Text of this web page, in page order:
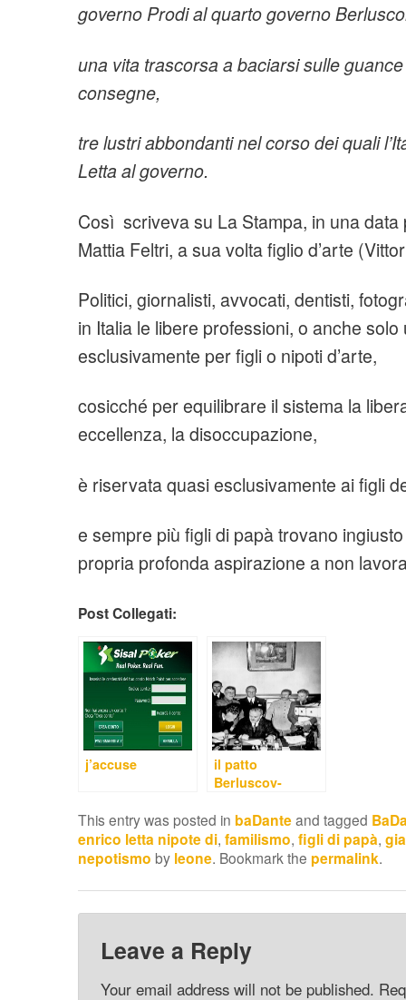
governo Prodi al quarto governo
una vita trascorsa a baciarsi sulle
consegne,
tre lustri abbondanti nel corso dei quali
Letta al governo.
Così scriveva su La Stampa, in una data
Mattia Feltri, a sua volta figlio d’arte
Politici, giornalisti, avvocati, dentisti,
in Italia le libere professioni, o anche
esclusivamente per figli o nipoti d’arte,
cosicché per equilibrare il sistema la
eccellenza, la disoccupazione,
è riservata quasi esclusivamente ai figli
e sempre più figli di papà trovano
propria profonda aspirazione a non
Post Collegati:
j’accuse
il patto
Berluscov-
This entry was posted in baDanteand tagged
enrico letta nipote di, familismo, figli di papà,
nepotismo by leone. Bookmark the permalink.
Leave a Reply
Your email address will not be published.